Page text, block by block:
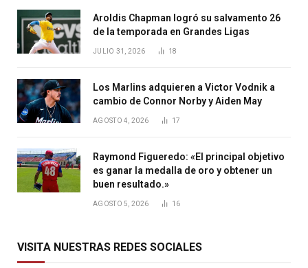
Aroldis Chapman logró su salvamento 26
de la temporada en Grandes Ligas
JULIO 31, 2026 18
Los Marlins adquieren a Victor Vodnik a
cambio de Connor Norby y Aiden May
AGOSTO 4, 2026 17
Raymond Figueredo: «El principal objetivo
es ganar la medalla de oro y obtener un
buen resultado.»
AGOSTO 5, 2026 16
VISITA NUESTRAS REDES SOCIALES